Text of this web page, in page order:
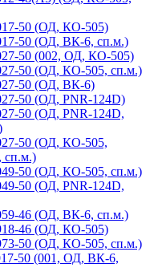
50 (ОД, КО-505)
50 (ОД, ВК-6, сп.м.)
50 (002, ОД, КО-505)
50 (ОД, КО-505, сп.м.)
50 (ОД, ВК-6)
50 (ОД, PNR-124D)
50 (ОД, PNR-124D,
50 (ОД, КО-505,
сп.м.)
50 (ОД, КО-505, сп.м.)
50 (ОД, PNR-124D,
46 (ОД, ВК-6, сп.м.)
46 (ОД, КО-505)
50 (ОД, КО-505, сп.м.)
50 (001, ОД, ВК-6,